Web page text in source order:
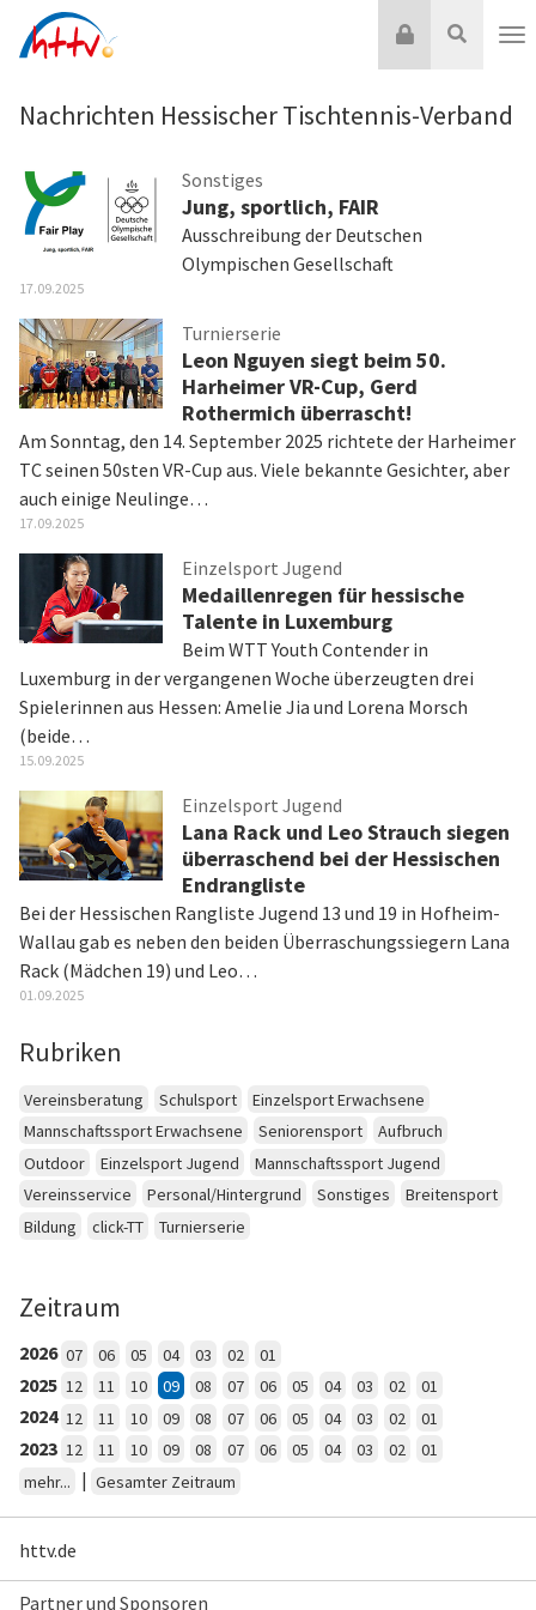
Inhalt
Suche
Login
Nachrichten Hessischer Tischtennis-Verband
Sonstiges
Jung, sportlich, FAIR
Ausschreibung der Deutschen
Olympischen Gesellschaft
17.09.2025
Turnierserie
Leon Nguyen siegt beim 50.
Harheimer VR-Cup, Gerd
Rothermich überrascht!
Am Sonntag, den 14. September 2025 richtete der Harheimer
TC seinen 50sten VR-Cup aus. Viele bekannte Gesichter, aber
auch einige Neulinge…
17.09.2025
Einzelsport Jugend
Medaillenregen für hessische
Talente in Luxemburg
Beim WTT Youth Contender in
Luxemburg in der vergangenen Woche überzeugten drei
Spielerinnen aus Hessen: Amelie Jia und Lorena Morsch
(beide…
15.09.2025
Einzelsport Jugend
Lana Rack und Leo Strauch siegen
überraschend bei der Hessischen
Endrangliste
Bei der Hessischen Rangliste Jugend 13 und 19 in Hofheim-
Wallau gab es neben den beiden Überraschungssiegern Lana
Rack (Mädchen 19) und Leo…
01.09.2025
Rubriken
Vereinsberatung Schulsport
Einzelsport Erwachsene
Mannschaftssport Erwachsene
Seniorensport
Aufbruch
Outdoor
Einzelsport Jugend
Mannschaftssport Jugend
Vereinsservice
Personal/Hintergrund Sonstiges
Breitensport
Bildung
click-TT Turnierserie
Zeitraum
2026 07 06 05 04 03 02 01
2025 12 11 10 09 08 07 06 05 04 03 02 01
2024 12 11 10 09 08 07 06 05 04 03 02 01
2023 12 11 10 09 08 07 06 05 04 03 02
01
mehr...
| Gesamter Zeitraum
httv.de
Partner und Sponsoren